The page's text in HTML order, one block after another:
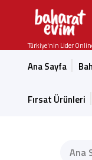
Türkiye'nin Lider
Ana Sayfa
Fırsat Ürünleri
Ana